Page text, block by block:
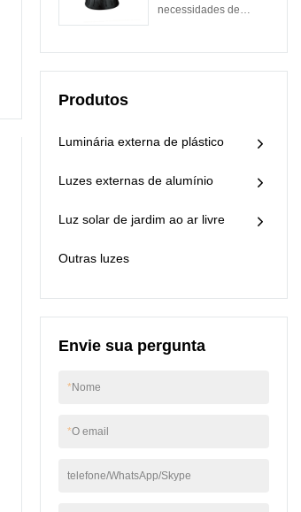
provaram sua
​​unânimes do mercado.
Tipo Luz de Teto
Interior.
Plafon Dourado
necessidades de
fabricação de alta
Produtos
Luminária externa de plástico
Luzes externas de alumínio
Luz solar de jardim ao ar livre
Outras luzes
Envie sua pergunta
*Nome
*O email
telefone/WhatsApp/Skype